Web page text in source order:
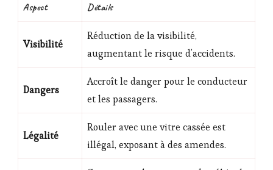
Aspect Détails
Visibilité
Réduction de la visibilité,
augmentant le risque d’accidents.
Dangers
Accroît le danger pour le conducteur
et les passagers.
Légalité
Rouler avec une vitre cassée est
illégal, exposant à des amendes.